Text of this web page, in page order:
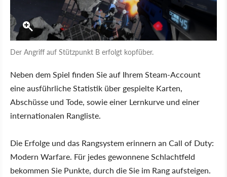
Der Angriff auf Stützpunkt B erfolgt kopfüber.
Neben dem Spiel finden Sie auf Ihrem Steam-Account
eine ausführliche Statistik über gespielte Karten,
Abschüsse und Tode, sowie einer Lernkurve und einer
internationalen Rangliste.
Die Erfolge und das Rangsystem erinnern an Call of Duty:
Modern Warfare. Für jedes gewonnene Schlachtfeld
bekommen Sie Punkte, durch die Sie im Rang aufsteigen.